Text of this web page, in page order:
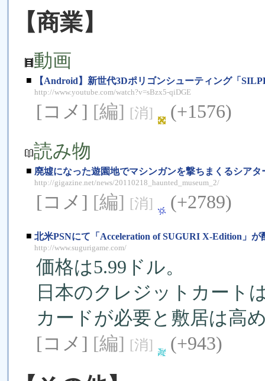
【商業】
動画
■ 【Android】新世代3Dポリゴンシューティング「
http://www.youtube.com/watch?v=sBzx5-qiDGE
[コメ] [編] [消]
(+1576)
読み物
■ 廃墟になった遊園地でマシンガンを撃ちまくるシア
http://gigazine.net/news/20110218_haunted_museum_2/
[コメ] [編] [消] (+2789)
■ 北米PSNにて「Acceleration of SUGURI X-Edition」が
http://www.sugurigame.com/
価格は5.99ドル。
日本のクレジットカート
カードが必要と敷居は高
[コメ] [編] [消] (+943)